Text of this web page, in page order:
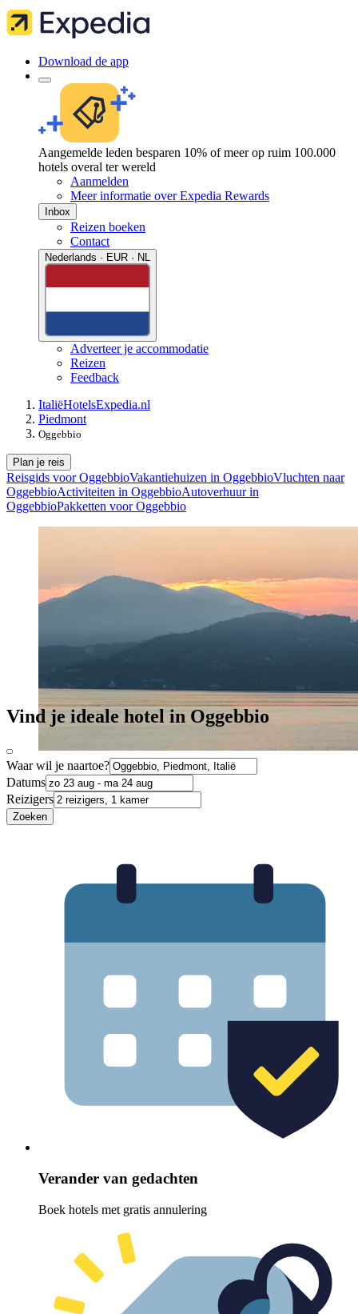
Download de app
Aangemelde leden besparen 10% of meer op ruim 100.000
hotels overal ter wereld
Aanmelden
Meer informatie over Expedia Rewards
Inbox
Reizen boeken
Contact
Nederlands · EUR · NL
Adverteer je accommodatie
Reizen
Feedback
ItaliëHotelsExpedia.nl
Piedmont
Oggebbio
Plan je reis
Reisgids voor OggebbioVakantiehuizen in OggebbioVluchten naar
OggebbioActiviteiten in OggebbioAutoverhuur in
OggebbioPakketten voor Oggebbio
Vind je ideale hotel in Oggebbio
Waar wil je naartoe?
Datums
Reizigers
Zoeken
Verander van gedachten
Boek hotels met gratis annulering